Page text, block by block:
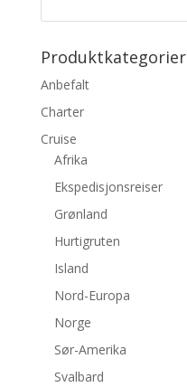
Produktkategorier
Anbefalt
Charter
Cruise
Afrika
Ekspedisjonsreiser
Grønland
Hurtigruten
Island
Nord-Europa
Norge
Sør-Amerika
Svalbard